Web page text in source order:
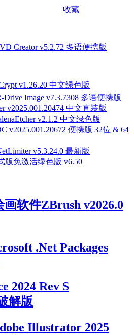
收藏
Creator v5.2.72 多语便携版
v1.26.20 中文绿色版
Image v7.3.7308 多语便携版
v2025.001.20474 中文直装版
v2.1.2 中文绿色版
v2025.001.20672 便携版 32位 & 64
v5.3.24.0 最新版
版免激活绿色版 v6.50
软件ZBrush v2026.0
.Net Packages
2024 Rev S
解版
Illustrator 2025